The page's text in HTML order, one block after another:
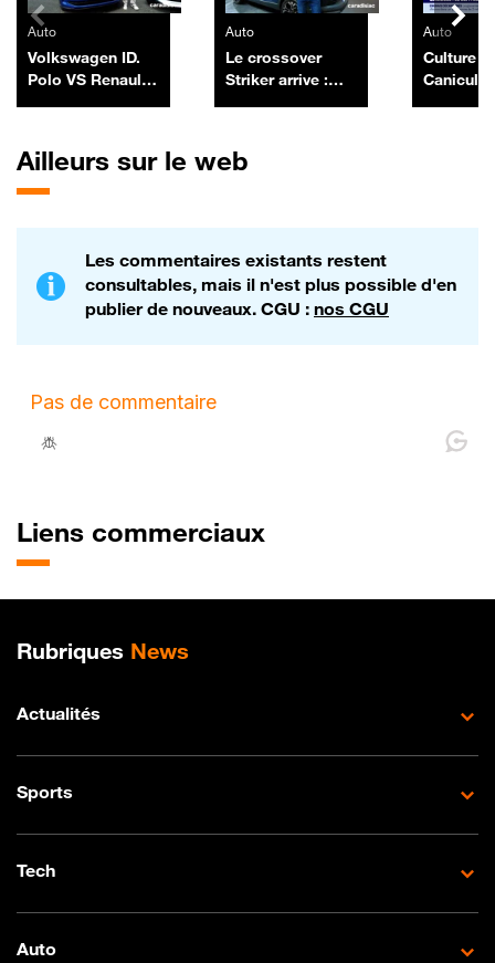
Auto
Volkswagen ID.
Polo VS Renault
Auto
Le crossover
Striker arrive :
Auto
Culture
Ailleurs sur le web
Les commentaires existants restent
consultables, mais il n'est plus possible d'en
publier de nouveaux. CGU : nos CGU
Liens commerciaux
Plan de site
Rubriques News
Actualités
Sports
Tech
Auto